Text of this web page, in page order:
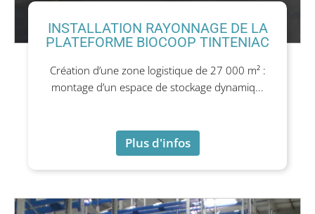
INSTALLATION RAYONNAGE DE LA
PLATEFORME BIOCOOP TINTENIAC
Création d’une zone logistique de 27 000 m² :
montage d’un espace de stockage dynamiq...
Plus d'infos